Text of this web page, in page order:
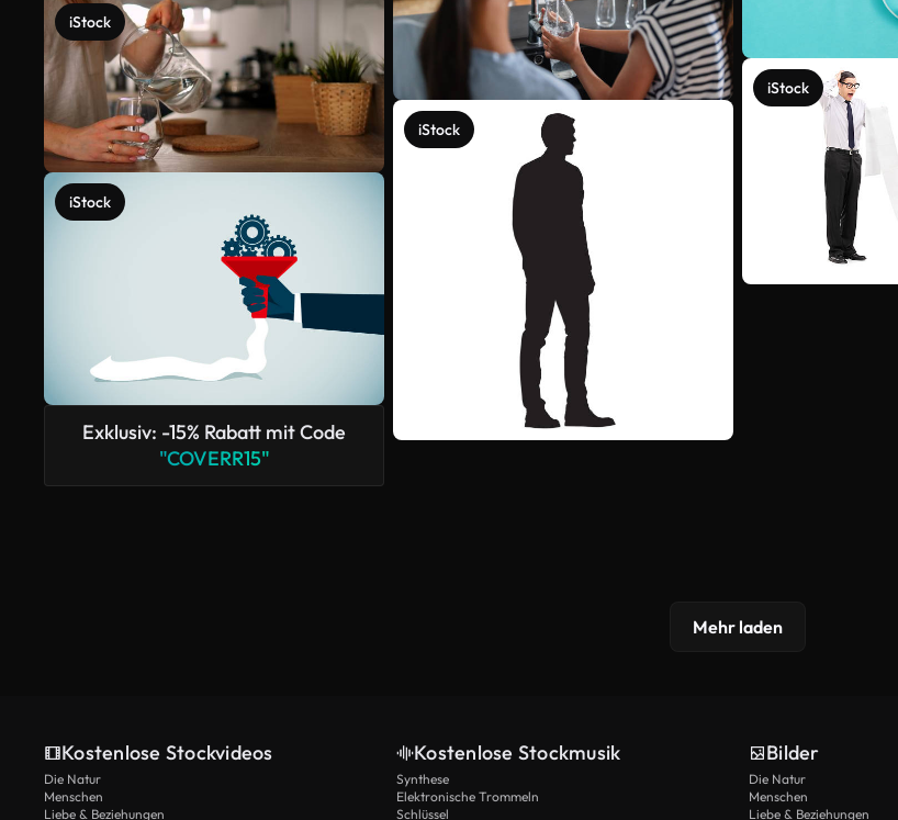
iStock
iStock
Exklusiv: -15% Rabatt mit Code
"COVERR15"
iStock
iStock
Mehr laden
Kostenlose Stockvideos
Die Natur
Menschen
Liebe & Beziehungen
Kostenlose Stockmusik
Synthese
Elektronische Trommeln
Schlüssel
Bilder
Die Natur
Menschen
Liebe & Beziehungen